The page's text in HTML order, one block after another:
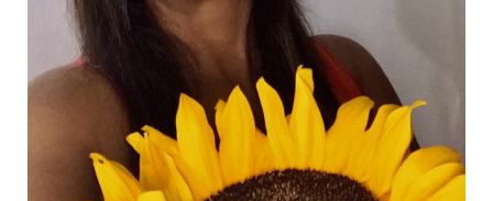
Ateliers chorégraphiques
Devenir professeur